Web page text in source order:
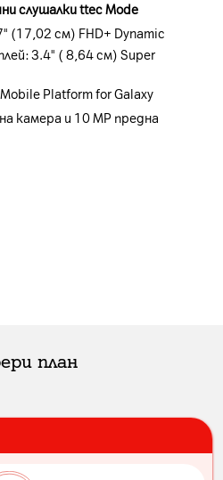
слушалки ttec Mode
(17,02 см) FHD+ Dynamic
3.4" ( 8,64 см) Super
Platform for Galaxy
камера и 10 MP предна
план